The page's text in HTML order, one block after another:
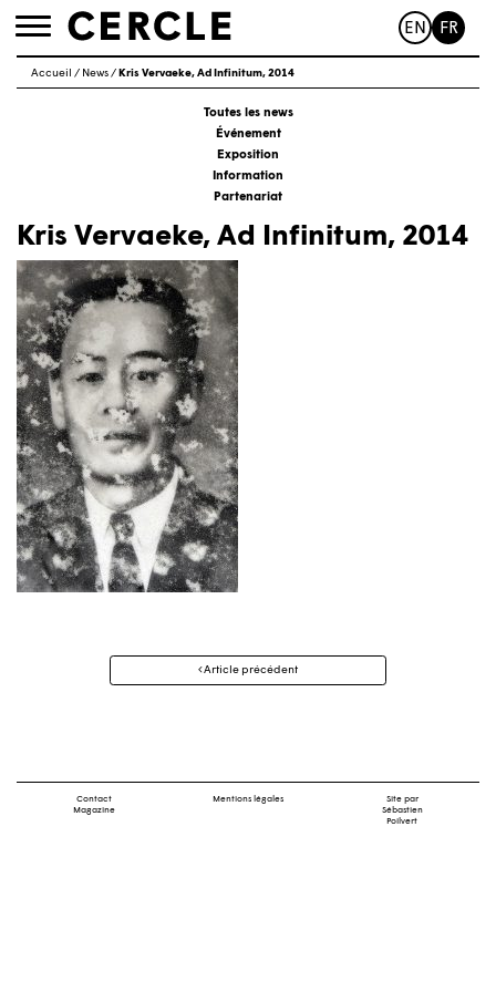
Toggle
EN FR
Accueil / News/ Kris Vervaeke, Ad Infinitum, 2014
Toutes les news
Événement
Exposition
Information
Partenariat
Kris Vervaeke, Ad Infinitum, 2014
Navigation
Article précédent
Contact
Magazine
Mentions légales
Site par
Sébastien
Poilvert